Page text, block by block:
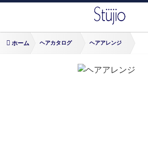
ホーム ヘアカタログ ヘアアレンジ